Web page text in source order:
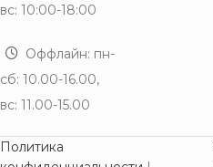
вс: 10:00-18:00
Оффлайн: пн-
сб: 10.00-16.00,
вс: 11.00-15.00
Политика